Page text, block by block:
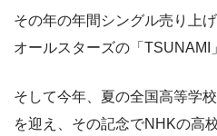
その年の年間シングル売り上
オールスターズの「TSUNAMI
そして今年、夏の全国高等学
を迎え、その記念でNHKの高